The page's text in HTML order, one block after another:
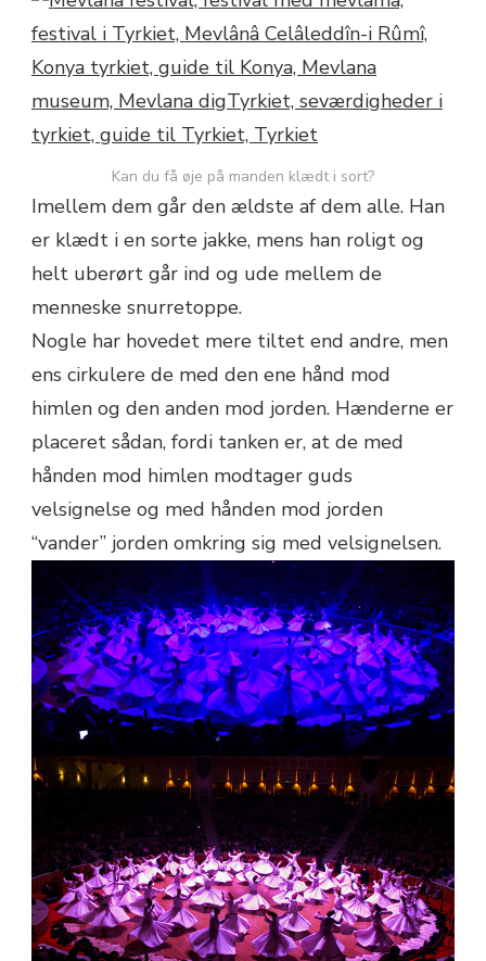
Kan du få øje på manden klædt i sort?
Imellem dem går den ældste af dem alle. Han
er klædt i en sorte jakke, mens han roligt og
helt uberørt går ind og ude mellem de
menneske snurretoppe.
Nogle har hovedet mere tiltet end andre, men
ens cirkulere de med den ene hånd mod
himlen og den anden mod jorden. Hænderne er
placeret sådan, fordi tanken er, at de med
hånden mod himlen modtager guds
velsignelse og med hånden mod jorden
“vander” jorden omkring sig med velsignelsen.